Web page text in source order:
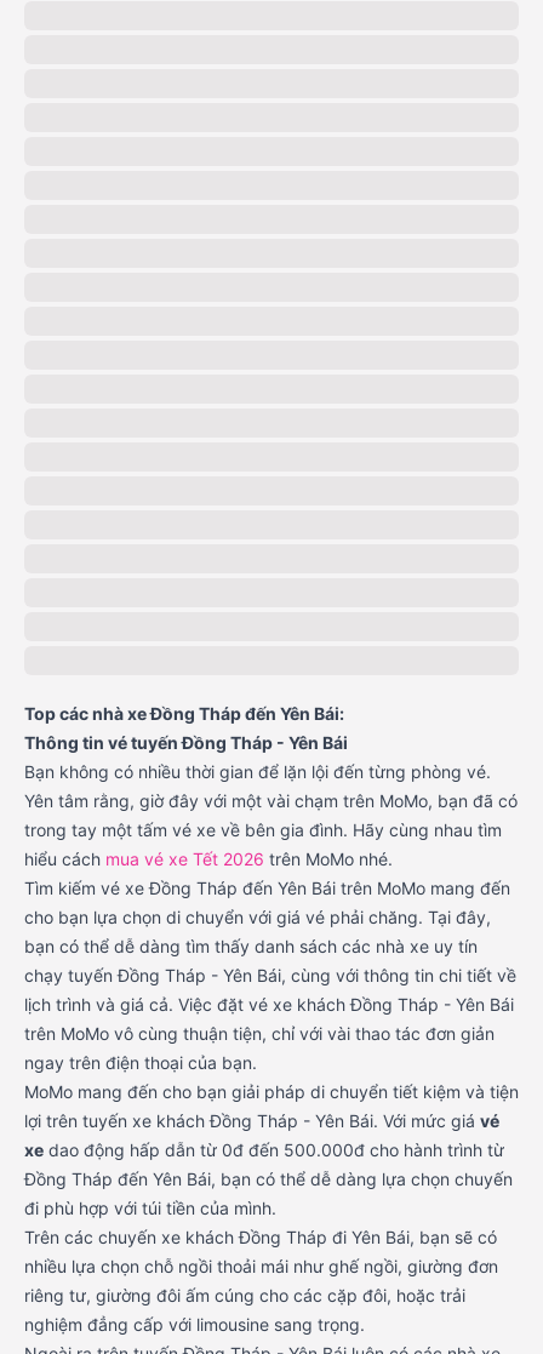
Top các nhà xe Đồng Tháp đến Yên Bái:
Thông tin vé tuyến Đồng Tháp - Yên Bái
Bạn không có nhiều thời gian để lặn lội đến từng phòng vé.
Yên tâm rằng, giờ đây với một vài chạm trên MoMo, bạn đã có
trong tay một tấm vé xe về bên gia đình. Hãy cùng nhau tìm
hiểu cách mua vé xe Tết 2026 trên MoMo nhé.
Tìm kiếm vé xe Đồng Tháp đến Yên Bái trên MoMo mang đến
cho bạn lựa chọn di chuyển với giá vé phải chăng. Tại đây,
bạn có thể dễ dàng tìm thấy danh sách các nhà xe uy tín
chạy tuyến Đồng Tháp - Yên Bái, cùng với thông tin chi tiết về
lịch trình và giá cả. Việc đặt vé xe khách Đồng Tháp - Yên Bái
trên MoMo vô cùng thuận tiện, chỉ với vài thao tác đơn giản
ngay trên điện thoại của bạn.
MoMo mang đến cho bạn giải pháp di chuyển tiết kiệm và tiện
lợi trên tuyến xe khách Đồng Tháp - Yên Bái. Với mức giá vé
xe dao động hấp dẫn từ 0đ đến 500.000đ cho hành trình từ
Đồng Tháp đến Yên Bái, bạn có thể dễ dàng lựa chọn chuyến
đi phù hợp với túi tiền của mình.
Trên các chuyến xe khách Đồng Tháp đi Yên Bái, bạn sẽ có
nhiều lựa chọn chỗ ngồi thoải mái như ghế ngồi, giường đơn
riêng tư, giường đôi ấm cúng cho các cặp đôi, hoặc trải
nghiệm đẳng cấp với limousine sang trọng.